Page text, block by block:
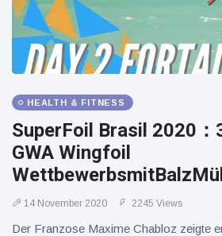
HEALTH & FITNESS
SuperFoil Brasil 2020：
GWA Wingfoil
14 November 2020 2245 Views
Der Franzose Maxime Chabloz zeigte